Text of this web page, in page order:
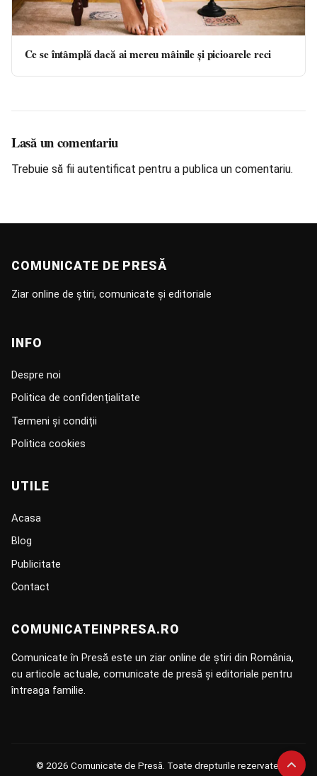
Ce se întâmplă dacă ai mereu mâinile și picioarele reci
Lasă un comentariu
Trebuie să fii autentificat pentru a publica un comentariu.
COMUNICATE DE PRESĂ
Ziar online de știri, comunicate și editoriale
INFO
Despre noi
Politica de confidențialitate
Termeni și condiții
Politica cookies
UTILE
Acasa
Blog
Publicitate
Contact
COMUNICATEINPRESA.RO
Comunicate în Presă este un ziar online de știri din România,
cu articole actuale, comunicate de presă și editoriale pentru
întreaga familie.
© 2026 Comunicate de Presă. Toate drepturile rezervate.